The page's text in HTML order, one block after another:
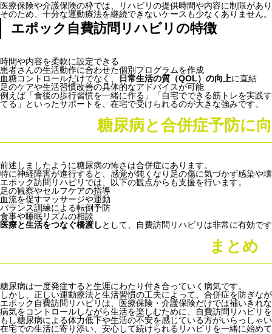
医療保険や介護保険の枠では、リハビリの提供時間や内容に制限があ
そのため、十分な運動療法を継続できないケースも少なくありません。
エポック自費訪問リハビリの特徴
時間や内容を柔軟に設定できる
患者さんの生活動作に合わせた個別プログラムを作成
血糖コントロールだけでなく、
日常生活の質（QOL）の向上に直結
足のケアや生活習慣改善の具体的なアドバイスが可能
例えば「食後の歩行習慣を一緒に作る」「自宅でできる筋トレを実践
てる」といったサポートを、在宅で受けられるのが大きな強みです。
糖尿病と合併症予防に
前述しましたように糖尿病の怖さは合併症にあります。
特に神経障害が進行すると、感覚が鈍くなり足の傷に気づかず感染や
エポック訪問リハビリでは、以下の観点からも支援を行います。
足の観察やセルフケアの指導
血流を促すマッサージや運動
バランス訓練による転倒予防
食事や睡眠リズムの相談
医療と生活をつなぐ橋渡しとして、自費訪問リハビリは非常に有効で
まとめ
糖尿病は一度発症すると生涯にわたり付き合っていく病気です。
しかし、正しい運動療法と生活習慣の工夫によって、合併症を防ぎな
エポック自費訪問リハビリは、医療保険・介護保険だけでは補いきれ
病気をコントロールしながら生活を楽しむために、自費訪問リハビリ
もし糖尿病による体力低下や生活の不安を感じている方がいらっしゃ
在宅での生活に寄り添い、安心して続けられるリハビリを一緒に始め